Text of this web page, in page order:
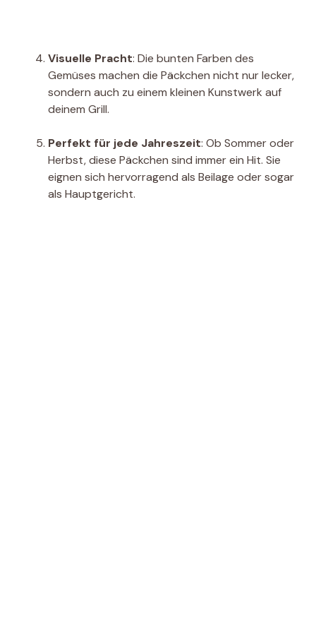
Visuelle Pracht: Die bunten Farben des
Gemüses machen die Päckchen nicht nur lecker,
sondern auch zu einem kleinen Kunstwerk auf
deinem Grill.
Perfekt für jede Jahreszeit: Ob Sommer oder
Herbst, diese Päckchen sind immer ein Hit. Sie
eignen sich hervorragend als Beilage oder sogar
als Hauptgericht.